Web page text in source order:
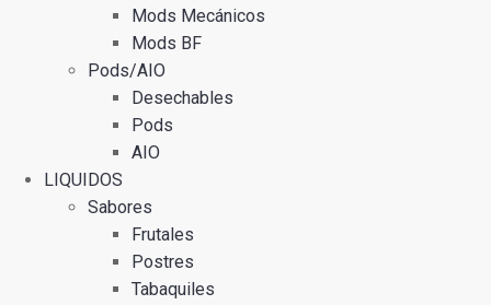
Mods Mecánicos
Mods BF
Pods/AIO
Desechables
Pods
AIO
LIQUIDOS
Sabores
Frutales
Postres
Tabaquiles